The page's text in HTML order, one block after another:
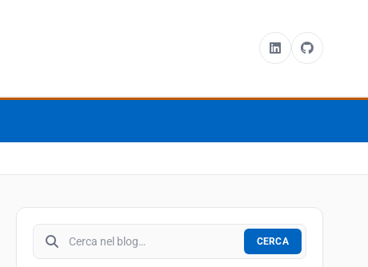
Cerca nel blog
CERCA